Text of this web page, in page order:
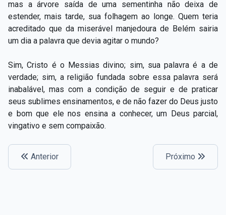
mas a árvore saída de uma sementinha não deixa de
estender, mais tarde, sua folhagem ao longe. Quem teria
acreditado que da miserável manjedoura de Belém sairia
um dia a palavra que devia agitar o mundo?
Sim, Cristo é o Messias divino; sim, sua palavra é a de
verdade; sim, a religião fundada sobre essa palavra será
inabalável, mas com a condição de seguir e de praticar
seus sublimes ensinamentos, e de não fazer do Deus justo
e bom que ele nos ensina a conhecer, um Deus parcial,
vingativo e sem compaixão.
Anterior Próximo